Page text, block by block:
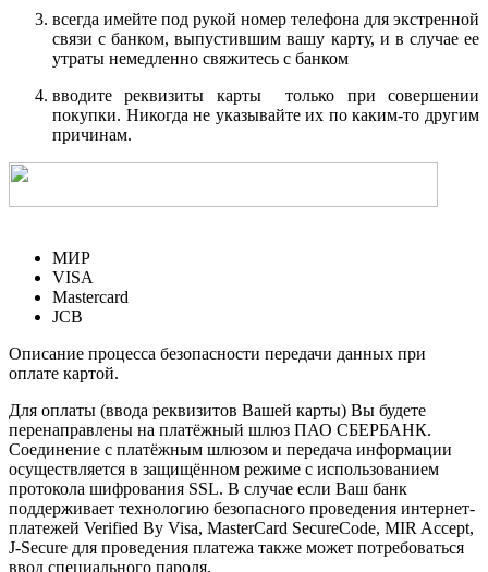
всегда имейте под рукой номер телефона для экстренной
связи с банком, выпустившим вашу карту, и в случае ее
утраты немедленно свяжитесь с банком
вводите реквизиты карты только при совершении
покупки. Никогда не указывайте их по каким-то другим
причинам.
МИР
VISA
Mastercard
JCB
Описание процесса безопасности передачи данных при
оплате картой.
Для оплаты (ввода реквизитов Вашей карты) Вы будете
перенаправлены на платёжный шлюз ПАО СБЕРБАНК.
Соединение с платёжным шлюзом и передача информации
осуществляется в защищённом режиме с использованием
протокола шифрования SSL. В случае если Ваш банк
поддерживает технологию безопасного проведения интернет-
платежей Verified By Visa, MasterCard SecureCode, MIR Accept,
J-Secure для проведения платежа также может потребоваться
ввод специального пароля.